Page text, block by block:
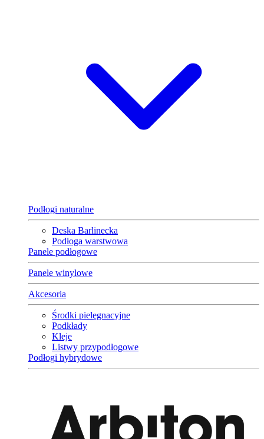
Podłogi naturalne
Deska Barlinecka
Podłoga warstwowa
Panele podłogowe
Panele winylowe
Akcesoria
Środki pielęgnacyjne
Podkłady
Kleje
Listwy przypodłogowe
Podłogi hybrydowe